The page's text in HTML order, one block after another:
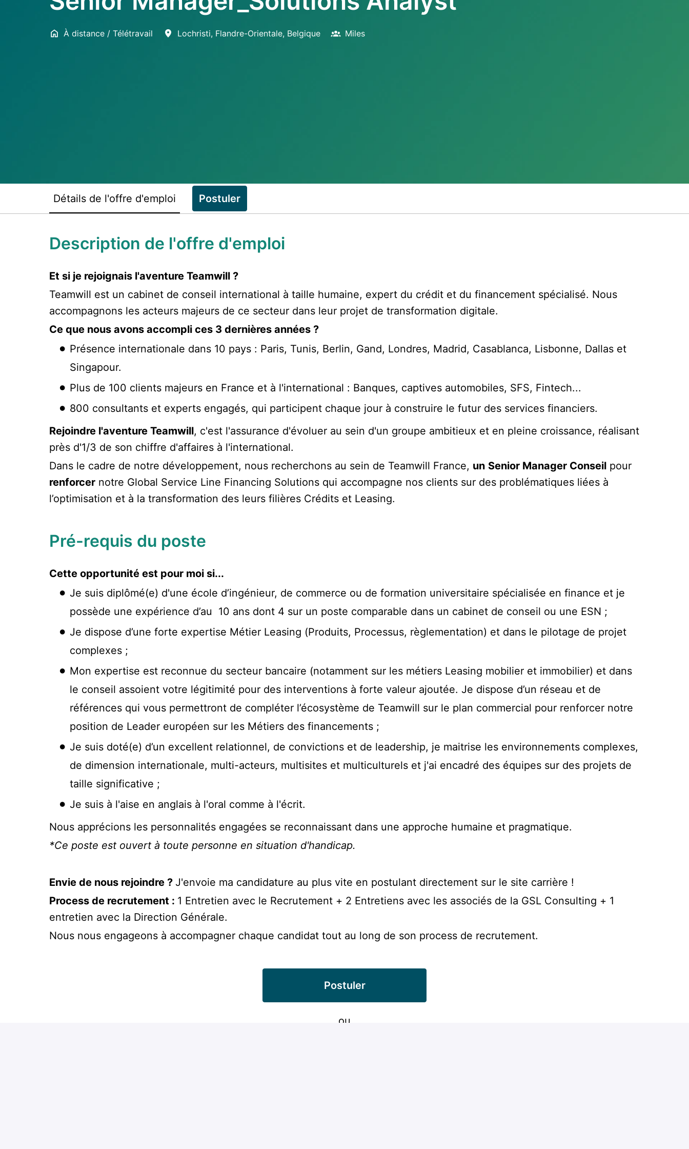
À distance / Télétravail Lochristi, Flandre-Orientale, Belgique Miles
Détails de l'offre d'emploi Postuler
Description de l'offre d'emploi
Et si je rejoignais l'aventure Teamwill ?
Teamwill est un cabinet de conseil international à taille humaine, expert du crédit et du financement spécialisé. Nous
accompagnons les acteurs majeurs de ce secteur dans leur projet de transformation digitale.
Ce que nous avons accompli ces 3 dernières années ?
Présence internationale dans 10 pays : Paris, Tunis, Berlin, Gand, Londres, Madrid, Casablanca, Lisbonne, Dallas et
Singapour.
Plus de 100 clients majeurs en France et à l'international : Banques, captives automobiles, SFS, Fintech...
800 consultants et experts engagés, qui participent chaque jour à construire le futur des services financiers.
Rejoindre l'aventure Teamwill, c'est l'assurance d'évoluer au sein d'un groupe ambitieux et en pleine croissance, réalisant
près d'1/3 de son chiffre d'affaires à l'international.
Dans le cadre de notre développement, nous recherchons au sein de Teamwill France, un Senior Manager Conseil pour
renforcer notre Global Service Line Financing Solutions qui accompagne nos clients sur des problématiques liées à
l’optimisation et à la transformation des leurs filières Crédits et Leasing.
Pré-requis du poste
Cette opportunité est pour moi si...
Je suis diplômé(e) d'une école d’ingénieur, de commerce ou de formation universitaire spécialisée en finance et je
possède une expérience d’au 10 ans dont 4 sur un poste comparable dans un cabinet de conseil ou une ESN ;
Je dispose d’une forte expertise Métier Leasing (Produits, Processus, règlementation) et dans le pilotage de projet
complexes ;
Mon expertise est reconnue du secteur bancaire (notamment sur les métiers Leasing mobilier et immobilier) et dans
le conseil assoient votre légitimité pour des interventions à forte valeur ajoutée. Je dispose d’un réseau et de
références qui vous permettront de compléter l’écosystème de Teamwill sur le plan commercial pour renforcer notre
position de Leader européen sur les Métiers des financements ;
Je suis doté(e) d’un excellent relationnel, de convictions et de leadership, je maitrise les environnements complexes,
de dimension internationale, multi-acteurs, multisites et multiculturels et j'ai encadré des équipes sur des projets de
taille significative ;
Je suis à l'aise en anglais à l'oral comme à l'écrit.
Nous apprécions les personnalités engagées se reconnaissant dans une approche humaine et pragmatique.
*Ce poste est ouvert à toute personne en situation d'handicap.
Envie de nous rejoindre ? J'envoie ma candidature au plus vite en postulant directement sur le site carrière !
Process de recrutement : 1 Entretien avec le Recrutement + 2 Entretiens avec les associés de la GSL Consulting + 1
entretien avec la Direction Générale.
Nous nous engageons à accompagner chaque candidat tout au long de son process de recrutement.
Postuler
ou